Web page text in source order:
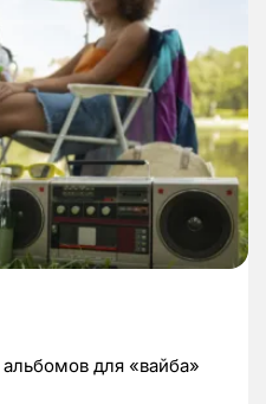
для «вайба»